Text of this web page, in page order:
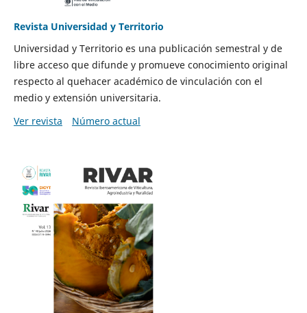
Revista Universidad y Territorio
Universidad y Territorio es una publicación semestral y de
libre acceso que difunde y promueve conocimiento original
respecto al quehacer académico de vinculación con el
medio y extensión universitaria.
Ver revista
Número actual